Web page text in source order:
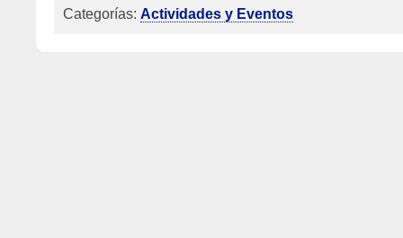
Categorías: Actividades y Eventos